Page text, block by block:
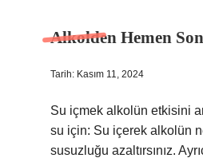
Alkolden Hemen
Tarih: Kasım 11, 2024
Su içmek alkolün etkisini
su için: Su içerek alkolün
susuzluğu azaltırsınız.